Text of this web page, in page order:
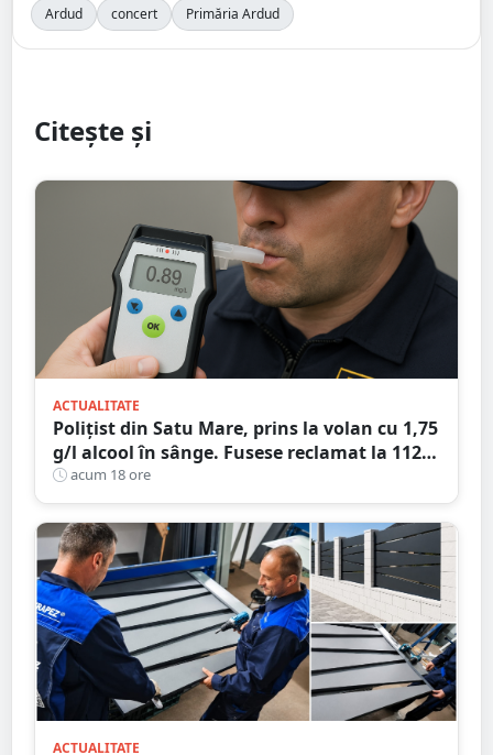
Ardud concert Primăria Ardud
Citește și
ACTUALITATE
Polițist din Satu Mare, prins la volan cu 1,75
g/l alcool în sânge. Fusese reclamat la 112
că circula pe contrasens
acum 18 ore
ACTUALITATE